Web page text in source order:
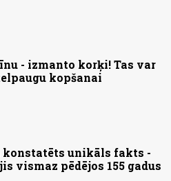
- izmanto korķi! Tas var
kopšanai
konstatēts unikāls fakts -
vismaz pēdējos 155 gadus